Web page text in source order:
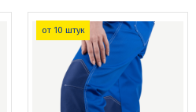
от 10 штук